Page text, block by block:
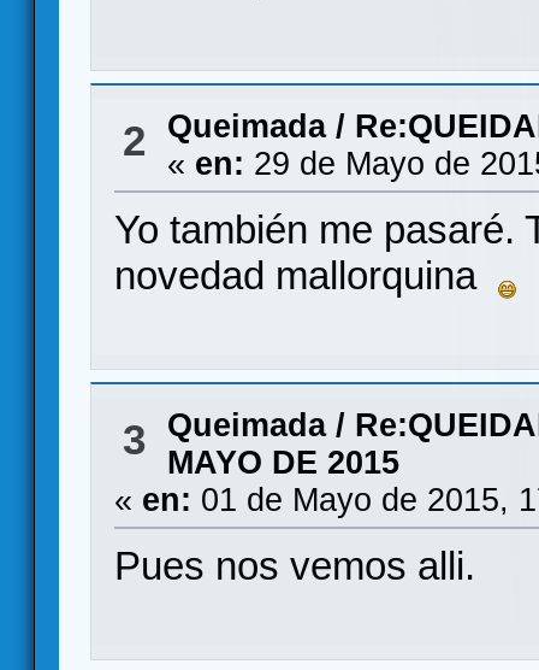
2 Queimada/
« en: 29 de Mayo de
Yo también me pasaré.
novedad mallorquina
3 Queimada/
MAYO DE 2015
« en: 01 de Mayo de 2015,
Pues nos vemos alli.